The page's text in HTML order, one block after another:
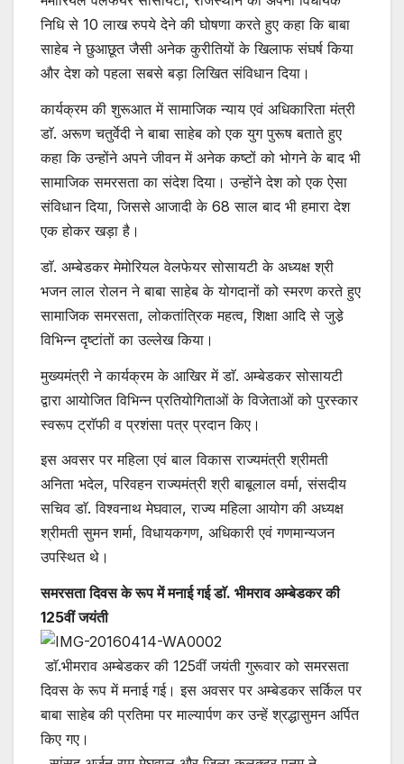
निधि से 10 लाख रुपये देने की घोषणा करते हुए कहा कि बाबा
साहेब ने छुआछूत जैसी अनेक कुरीतियों के खिलाफ संघर्ष किया
और देश को पहला सबसे बड़ा लिखित संविधान दिया।
कार्यक्रम की शुरूआत में सामाजिक न्याय एवं अधिकारिता मंत्री
डाॅ. अरूण चतुर्वेदी ने बाबा साहेब को एक युग पुरूष बताते हुए
कहा कि उन्होंने अपने जीवन में अनेक कष्टों को भोगने के बाद भी
सामाजिक समरसता का संदेश दिया। उन्होंने देश को एक ऐसा
संविधान दिया, जिससे आजादी के 68 साल बाद भी हमारा देश
एक होकर खड़ा है।
डाॅ. अम्बेडकर मेमोरियल वेलफेयर सोसायटी के अध्यक्ष श्री
भजन लाल रोलन ने बाबा साहेब के योगदानों को स्मरण करते हुए
सामाजिक समरसता, लोकतांत्रिक महत्व, शिक्षा आदि से जुडे़
विभिन्न दृष्टांतों का उल्लेख किया।
मुख्यमंत्री ने कार्यक्रम के आखिर में डाॅ. अम्बेडकर सोसायटी
द्वारा आयोजित विभिन्न प्रतियोगिताओं के विजेताओं को पुरस्कार
स्वरूप ट्राॅफी व प्रशंसा पत्र प्रदान किए।
इस अवसर पर महिला एवं बाल विकास राज्यमंत्री श्रीमती
अनिता भदेल, परिवहन राज्यमंत्री श्री बाबूलाल वर्मा, संसदीय
सचिव डाॅ. विश्वनाथ मेघवाल, राज्य महिला आयोग की अध्यक्ष
श्रीमती सुमन शर्मा, विधायकगण, अधिकारी एवं गणमान्यजन
उपस्थित थे।
समरसता दिवस के रूप में मनाई गई डाॅ. भीमराव अम्बेडकर की
125वीं जयंती
डाॅ.भीमराव अम्बेडकर की 125वीं जयंती गुरूवार को समरसता
दिवस के रूप में मनाई गई। इस अवसर पर अम्बेडकर सर्किल पर
बाबा साहेब की प्रतिमा पर माल्यार्पण कर उन्हें श्रद्धासुमन अर्पित
किए गए।